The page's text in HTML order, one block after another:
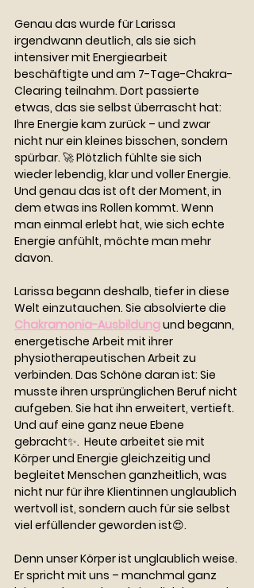
Genau das wurde für Larissa
irgendwann deutlich, als sie sich
intensiver mit Energiearbeit
beschäftigte und am 7-Tage-Chakra-
Clearing teilnahm. Dort passierte
etwas, das sie selbst überrascht hat:
Ihre Energie kam zurück – und zwar
nicht nur ein kleines bisschen, sondern
spürbar. 🚀 Plötzlich fühlte sie sich
wieder lebendig, klar und voller Energie.
Und genau das ist oft der Moment, in
dem etwas ins Rollen kommt. Wenn
man einmal erlebt hat, wie sich echte
Energie anfühlt, möchte man mehr
davon.
Larissa begann deshalb, tiefer in diese
Welt einzutauchen. Sie absolvierte die
Chakramonia-Ausbildung und begann,
energetische Arbeit mit ihrer
physiotherapeutischen Arbeit zu
verbinden. Das Schöne daran ist: Sie
musste ihren ursprünglichen Beruf nicht
aufgeben. Sie hat ihn erweitert, vertieft.
Und auf eine ganz neue Ebene
gebracht✨.  Heute arbeitet sie mit
Körper und Energie gleichzeitig und
begleitet Menschen ganzheitlich, was
nicht nur für ihre Klientinnen unglaublich
wertvoll ist, sondern auch für sie selbst
viel erfüllender geworden ist😍.
Denn unser Körper ist unglaublich weise.
Er spricht mit uns – manchmal ganz